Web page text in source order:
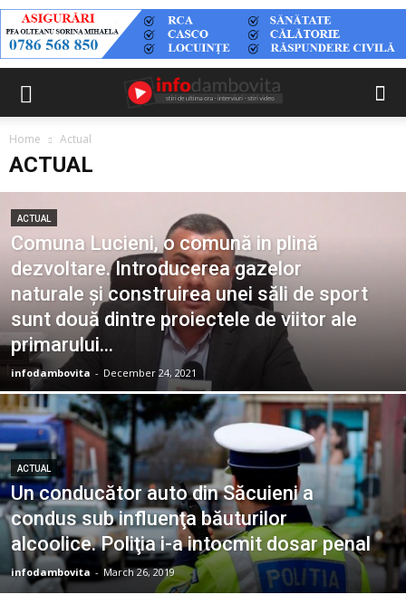
Home Actual
ACTUAL
ACTUAL
Comuna Lucieni, o comună in plină
dezvoltare. Introducerea gazelor
naturale și construirea unei săli de sport
sunt două dintre proiectele de viitor ale
primarului...
infodambovita - December 24, 2021
ACTUAL
Un conducător auto din Săcuieni a
condus sub influenţa băuturilor
alcoolice. Poliţia i-a intocmit dosar penal
infodambovita - March 26, 2019